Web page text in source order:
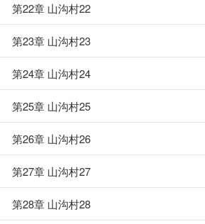
第22章 山沟村22
第23章 山沟村23
第24章 山沟村24
第25章 山沟村25
第26章 山沟村26
第27章 山沟村27
第28章 山沟村28